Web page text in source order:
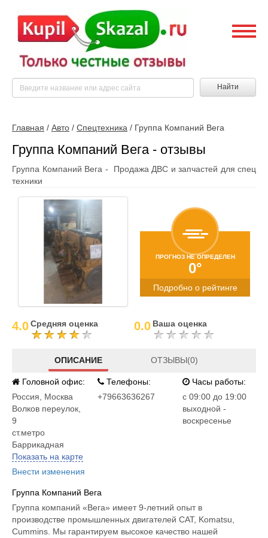
Найти
Главная / Авто / Спецтехника / Группа Компаний Вега
Группа Компаний Вега - отзывы
Группа Компаний Вега - Продажа ДВС и запчастей для спец
техники
ПРОГНОЗ НЕ ОПРЕДЕЛЕН
0°
Подробно о рейтинге
4.0Средняя оценка 0.0 Ваша оценка
ОПИСАНИЕ ОТЗЫВЫ(0)
Головной офис:
Россия
Москва
Волков переулок,
9
ст.метро
Баррикадная
Показать на карте
Внести изменения
Телефоны:
+79663636267
Часы работы:
c 09:00 до 19:00
выходной -
воскресенье
Группа Компаний Вега
Группа компаний «Вега» имеет 9-летний опыт в
производстве промышленных двигателей CAT, Komatsu,
Cummins. Мы гарантируем высокое качество нашей